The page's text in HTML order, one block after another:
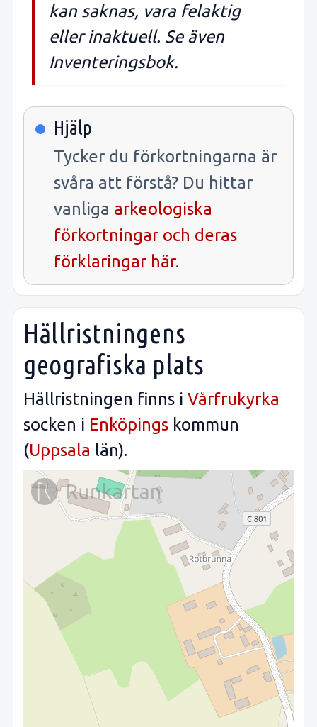
kan saknas, vara felaktig
eller inaktuell. Se även
Inventeringsbok.
Hjälp
Tycker du förkortningarna är
svåra att förstå? Du hittar
vanliga arkeologiska
förkortningar och deras
förklaringar här.
Hällristningens
geografiska plats
Hällristningen finns i Vårfrukyrka
socken i Enköpings kommun
(Uppsala län).